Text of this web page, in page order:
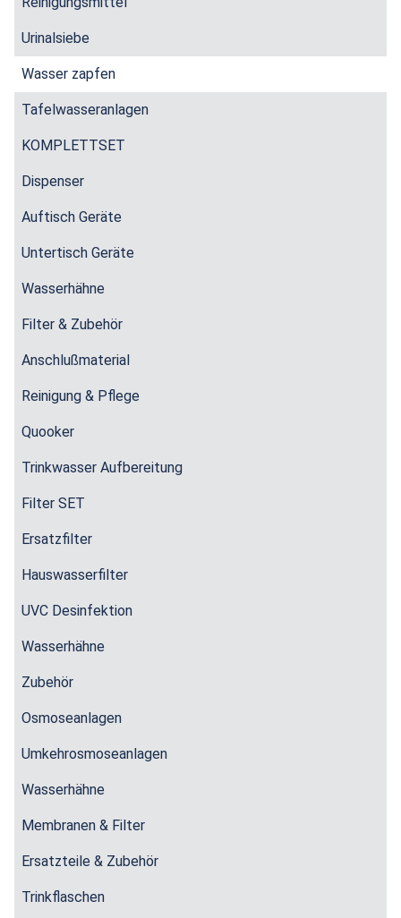
Urinalsiebe
Wasser zapfen
Tafelwasseranlagen
KOMPLETTSET
Dispenser
Auftisch Geräte
Untertisch Geräte
Wasserhähne
Filter & Zubehör
Anschlußmaterial
Reinigung & Pflege
Quooker
Trinkwasser Aufbereitung
Filter SET
Ersatzfilter
Hauswasserfilter
UVC Desinfektion
Wasserhähne
Zubehör
Osmoseanlagen
Umkehrosmoseanlagen
Wasserhähne
Membranen & Filter
Ersatzteile & Zubehör
Trinkflaschen